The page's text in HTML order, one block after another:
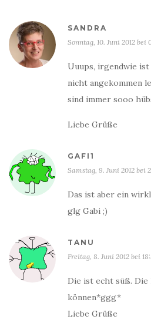
SANDRA
Sonntag, 10. Juni 2012 bei
Uuups, irgendwie
nicht angekommen
sind immer sooo
Liebe Grüße
GAFI1
Samstag, 9. Juni 2012 bei
Das ist aber ein
glg Gabi ;)
TANU
Freitag, 8. Juni 2012 bei
Die ist echt süß. Die
können*ggg*
Liebe Grüße